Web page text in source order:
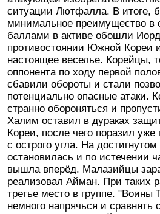
ситуации Лютфалла. В итоге,
минимальное преимущество в
баллами в активе обошли
противостоянии Южной Кореи
настоящее веселье. Корейцы,
оппонента по ходу первой
сбавили обороты и стали
потенциально опасные атаки.
странно обороняться и
Халим оставил в дураках
Кореи, после чего поразил
с острого угла. На
остановилась и по истечении
вышла вперёд. Малазийцы
реализовал Айман. При таких
третье место в группе.
немного напрячься и сравнять